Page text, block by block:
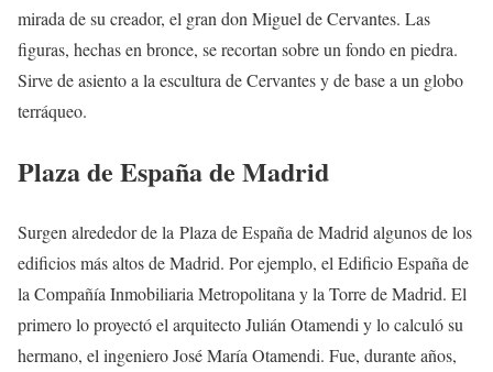
mirada de su creador, el gran don Miguel de Cervantes. Las
figuras, hechas en bronce, se recortan sobre un fondo en piedra.
Sirve de asiento a la escultura de Cervantes y de base a un globo
terráqueo.
Plaza de España de Madrid
Surgen alrededor de la Plaza de España de Madrid algunos de los
edificios más altos de Madrid. Por ejemplo, el Edificio España de
la Compañía Inmobiliaria Metropolitana y la Torre de Madrid. El
primero lo proyectó el arquitecto Julián Otamendi y lo calculó su
hermano, el ingeniero José María Otamendi. Fue, durante años,